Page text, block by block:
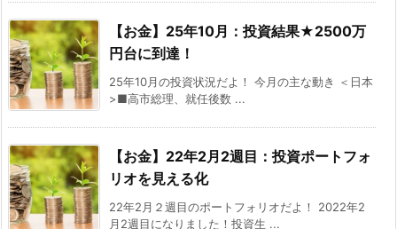
【お金】25年10月：投資結果★2500万
円台に到達！
25年10月の投資状況だよ！ 今月の主な動き ＜日本
>■高市総理、就任後数 ...
【お金】22年2月2週目：投資ポートフォ
リオを見える化
22年2月２週目のポートフォリオだよ！ 2022年2
月2週目になりました！投資生 ...